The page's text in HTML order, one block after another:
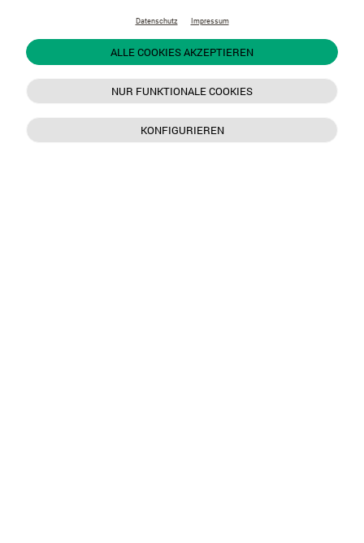
Datenschutz Impressum
ALLE COOKIES AKZEPTIEREN
NUR FUNKTIONALE COOKIES
KONFIGURIEREN